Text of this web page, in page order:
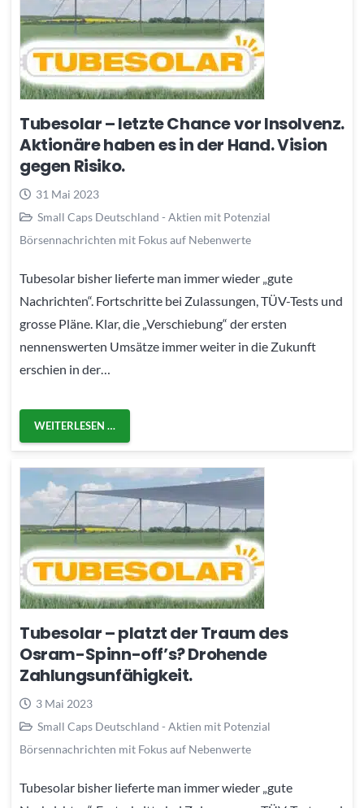
Tubesolar – letzte Chance vor Insolvenz.
Aktionäre haben es in der Hand. Vision
gegen Risiko.
31 Mai 2023
Small Caps Deutschland - Aktien mit Potenzial
Börsennachrichten mit Fokus auf Nebenwerte
Tubesolar bisher lieferte man immer wieder „gute
Nachrichten“. Fortschritte bei Zulassungen, TÜV-Tests und
grosse Pläne. Klar, die „Verschiebung“ der ersten
nennenswerten Umsätze immer weiter in die Zukunft
erschien in der…
WEITERLESEN …
Tubesolar – platzt der Traum des
Osram-Spinn-off’s? Drohende
Zahlungsunfähigkeit.
3 Mai 2023
Small Caps Deutschland - Aktien mit Potenzial
Börsennachrichten mit Fokus auf Nebenwerte
Tubesolar bisher lieferte man immer wieder „gute